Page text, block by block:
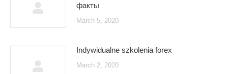
факты
March 5, 2020
Indywidualne szkolenia forex
March 2, 2020